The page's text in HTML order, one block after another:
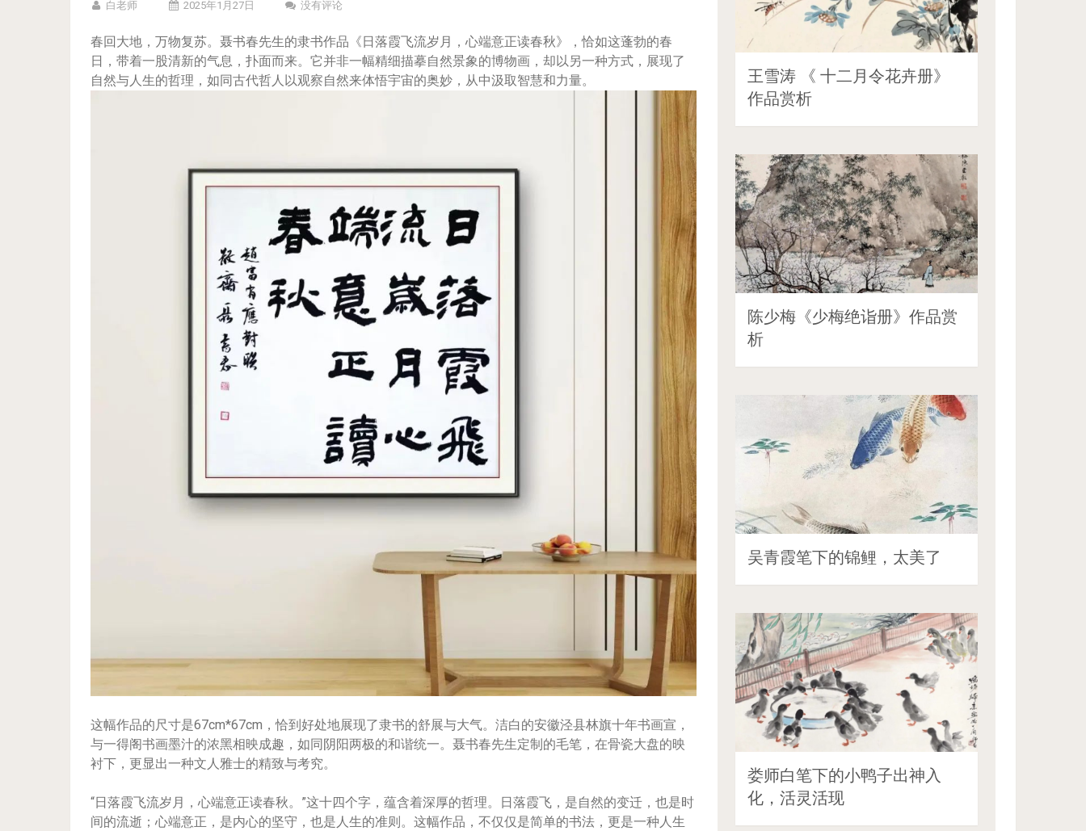
白老师 2025年1月27日 没有评论
春回大地，万物复苏。聂书春先生的隶书作品《日落霞飞流岁月，心端意正读春秋》，恰如这蓬勃的春
日，带着一股清新的气息，扑面而来。它并非一幅精细描摹自然景象的博物画，却以另一种方式，展现了
自然与人生的哲理，如同古代哲人以观察自然来体悟宇宙的奥妙，从中汲取智慧和力量。
这幅作品的尺寸是67cm*67cm，恰到好处地展现了隶书的舒展与大气。洁白的安徽泾县林旗十年书画宣，
与一得阁书画墨汁的浓黑相映成趣，如同阴阳两极的和谐统一。聂书春先生定制的毛笔，在骨瓷大盘的映
衬下，更显出一种文人雅士的精致与考究。
“日落霞飞流岁月，心端意正读春秋。”这十四个字，蕴含着深厚的哲理。日落霞飞，是自然的变迁，也是时
间的流逝；心端意正，是内心的坚守，也是人生的准则。这幅作品，不仅仅是简单的书法，更是一种人生
王雪涛 《 十二月令花卉册》
作品赏析
陈少梅《少梅绝诣册》作品赏
析
吴青霞笔下的锦鲤，太美了
娄师白笔下的小鸭子出神入
化，活灵活现